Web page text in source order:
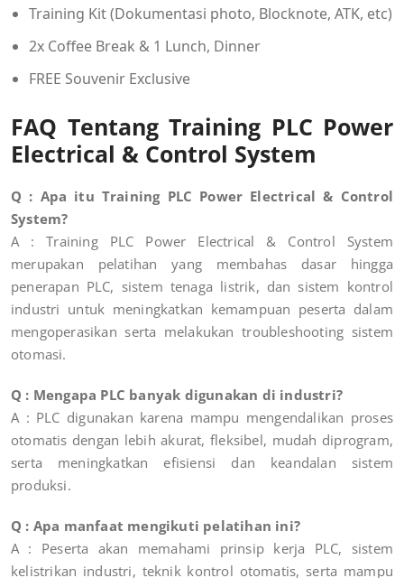
Training Kit (Dokumentasi photo, Blocknote, ATK, etc)
2x Coffee Break & 1 Lunch, Dinner
FREE Souvenir Exclusive
FAQ Tentang Training PLC Power
Electrical & Control System
Q : Apa itu Training PLC Power Electrical & Control
System?
A : Training PLC Power Electrical & Control System
merupakan pelatihan yang membahas dasar hingga
penerapan PLC, sistem tenaga listrik, dan sistem kontrol
industri untuk meningkatkan kemampuan peserta dalam
mengoperasikan serta melakukan troubleshooting sistem
otomasi.
Q : Mengapa PLC banyak digunakan di industri?
A : PLC digunakan karena mampu mengendalikan proses
otomatis dengan lebih akurat, fleksibel, mudah diprogram,
serta meningkatkan efisiensi dan keandalan sistem
produksi.
Q : Apa manfaat mengikuti pelatihan ini?
A : Peserta akan memahami prinsip kerja PLC, sistem
kelistrikan industri, teknik kontrol otomatis, serta mampu